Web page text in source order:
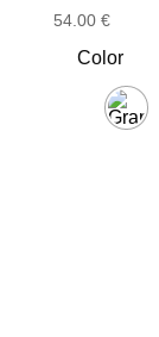
54.00 €
Color